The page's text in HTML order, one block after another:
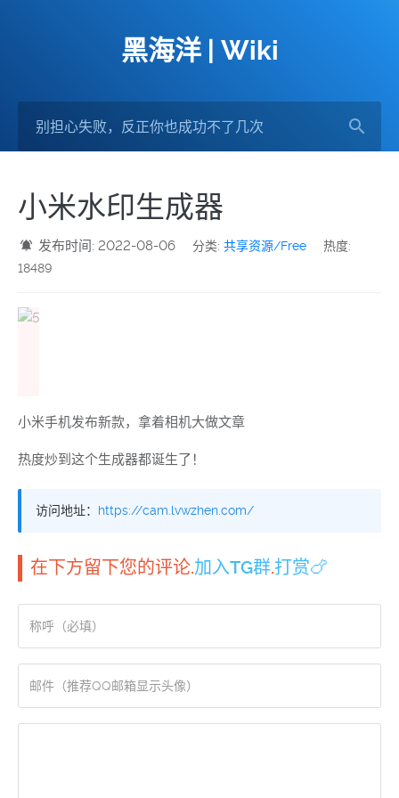
黑海洋 | Wiki
小米水印生成器
发布时间: 2022-08-06 分类:共享资源/Free
热度:
18489
小米手机发布新款，拿着相机大做文章
热度炒到这个生成器都诞生了！
访问地址： https://cam.lvwzhen.com/
在下方留下您的评论.加入TG群.打赏🍗